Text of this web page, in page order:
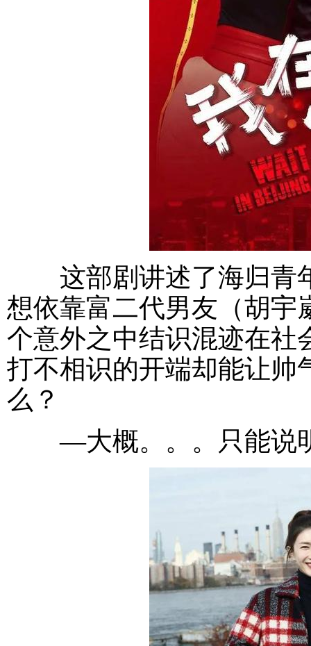
这部剧讲述了海归青
想依靠富二代男友（胡宇
个意外之中结识混迹在社
打不相识的开端却能让帅
么？
—大概。。。只能说明